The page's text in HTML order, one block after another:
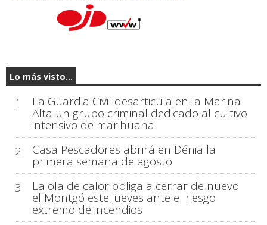
Lo más visto...
1 La Guardia Civil desarticula en la Marina
Alta un grupo criminal dedicado al cultivo
intensivo de marihuana
2
Casa Pescadores abrirá en Dénia la
primera semana de agosto
3
La ola de calor obliga a cerrar de nuevo
el Montgó este jueves ante el riesgo
extremo de incendios